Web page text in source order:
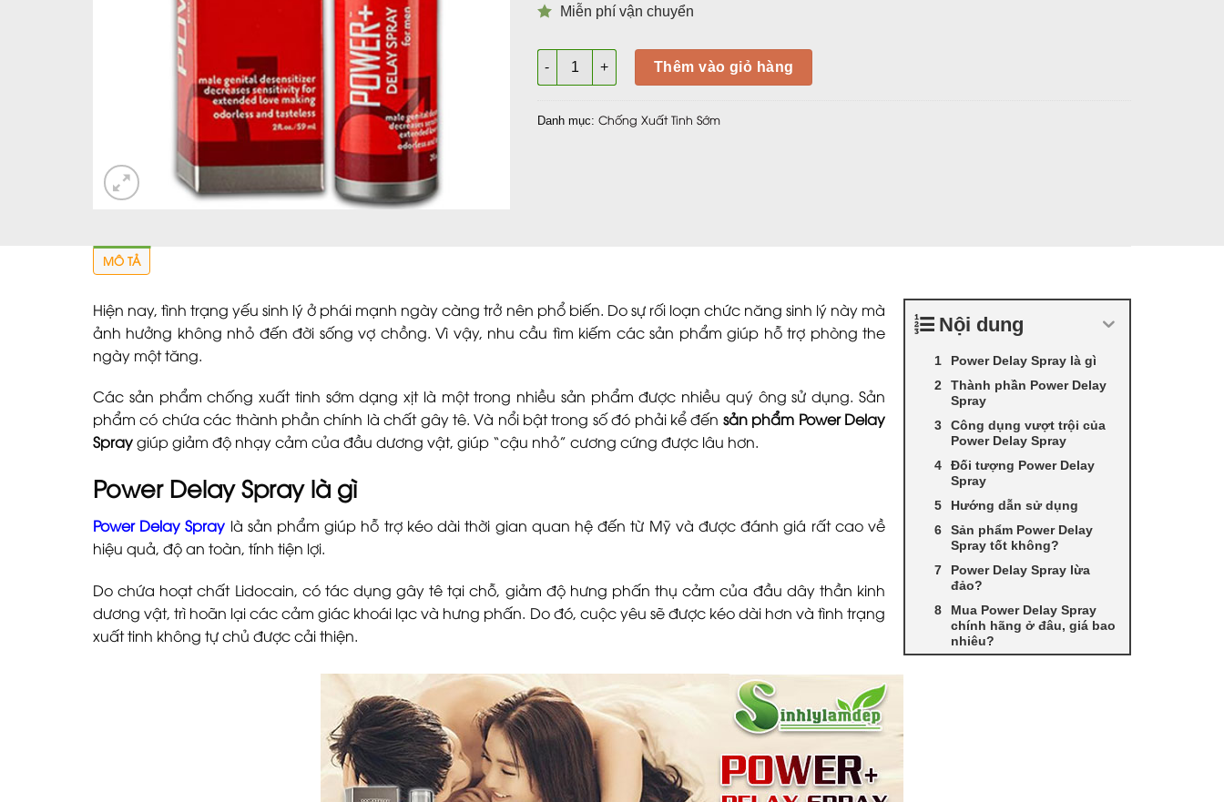
Miễn phí vận chuyển
Power Delay Spray – Xịt giúp chống xuất tinh sớm số lượng
Thêm vào giỏ hàng
Danh mục: Chống Xuất Tinh Sớm
MÔ TẢ
Nội dung
Power Delay Spray là gì
Thành phần Power Delay
Spray
Công dụng vượt trội của
Power Delay Spray
Đối tượng Power Delay
Spray
Hướng dẫn sử dụng
Sản phẩm Power Delay
Spray tốt không?
Power Delay Spray lừa
đảo?
Mua Power Delay Spray
chính hãng ở đâu, giá bao
nhiêu?
Hiện nay, tình trạng yếu sinh lý ở phái mạnh ngày càng trở nên phổ biến. Do sự rối loạn chức năng sinh lý này mà
ảnh hưởng không nhỏ đến đời sống vợ chồng. Vì vậy, nhu cầu tìm kiếm các sản phẩm giúp hỗ trợ phòng the
ngày một tăng.
Các sản phẩm chống xuất tinh sớm dạng xịt là một trong nhiều sản phẩm được nhiều quý ông sử dụng. Sản
phẩm có chứa các thành phần chính là chất gây tê. Và nổi bật trong số đó phải kể đến sản phẩm Power Delay
Spraygiúp giảm độ nhạy cảm của đầu dương vật, giúp “cậu nhỏ” cương cứng được lâu hơn.
Power Delay Spray là gì
Power Delay Spray là sản phẩm giúp hỗ trợ kéo dài thời gian quan hệ đến từ Mỹ và được đánh giá rất cao về
hiệu quả, độ an toàn, tính tiện lợi.
Do chứa hoạt chất Lidocain, có tác dụng gây tê tại chỗ, giảm độ hưng phấn thụ cảm của đầu dây thần kinh
dương vật, trì hoãn lại các cảm giác khoái lạc và hưng phấn. Do đó, cuộc yêu sẽ được kéo dài hơn và tình trạng
xuất tinh không tự chủ được cải thiện.